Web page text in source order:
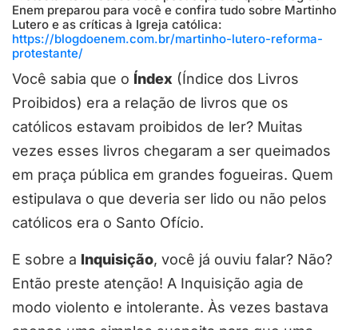
Enem preparou para você e confira tudo sobre Martinho
Lutero e as críticas à Igreja católica:
https://blogdoenem.com.br/martinho-lutero-reforma-
protestante/
Você sabia que o Índex (Índice dos Livros
Proibidos) era a relação de livros que os
católicos estavam proibidos de ler? Muitas
vezes esses livros chegaram a ser queimados
em praça pública em grandes fogueiras. Quem
estipulava o que deveria ser lido ou não pelos
católicos era o Santo Ofício.
E sobre a Inquisição, você já ouviu falar? Não?
Então preste atenção! A Inquisição agia de
modo violento e intolerante. Às vezes bastava